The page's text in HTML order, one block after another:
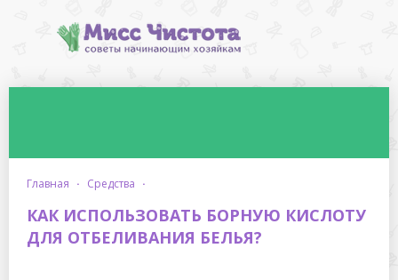
главная · средства ·
КАК ИСПОЛЬЗОВАТЬ БОРНУЮ КИСЛОТУ
ДЛЯ ОТБЕЛИВАНИЯ БЕЛЬЯ?